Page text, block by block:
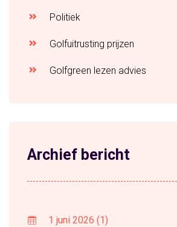
Politiek
Golfuitrusting prijzen
Golfgreen lezen advies
Archief bericht
1 juni 2026 (1)